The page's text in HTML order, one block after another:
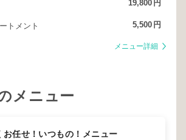
19,800 円
トメント 5,500 円
メニュー詳細
メニュー
お任せ！いつもの！メニュー